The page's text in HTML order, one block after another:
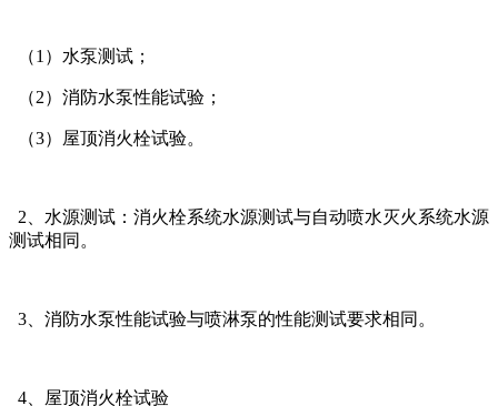
（1）水泵测试；
（2）消防水泵性能试验；
（3）屋顶消火栓试验。
2、水源测试：消火栓系统水源测试与自动喷水灭火系统水源
测试相同。
3、消防水泵性能试验与喷淋泵的性能测试要求相同。
4、屋顶消火栓试验